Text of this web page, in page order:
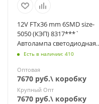
12V FTx36 mm 6SMD size-
5050 (КЭП) 8317***`
Автолампа светодиодная
(АС12-5,-10; C5W,-10W SV8.5)
Есть в наличии: 410
Оптовая
7670 руб.\ коробку
Крупный Опт
7670 руб.\ коробку